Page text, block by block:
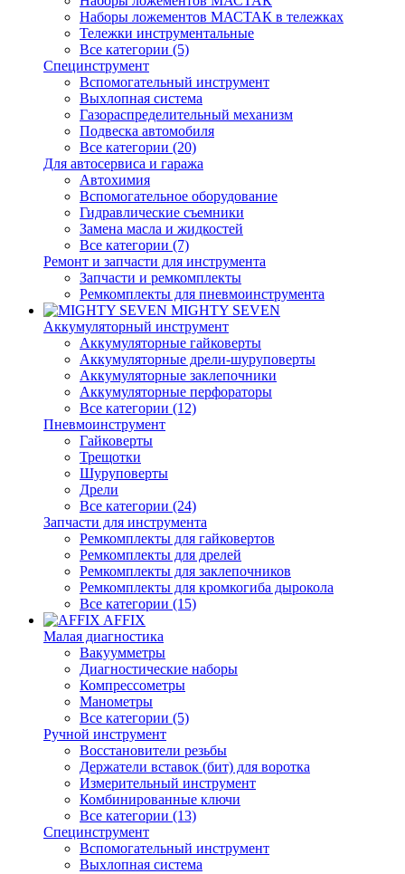
Наборы ложементов МАСТАК в тележках
Тележки инструментальные
Все категории (5)
Специнструмент
Вспомогательный инструмент
Выхлопная система
Газораспределительный механизм
Подвеска автомобиля
Все категории (20)
Для автосервиса и гаража
Автохимия
Вспомогательное оборудование
Гидравлические съемники
Замена масла и жидкостей
Все категории (7)
Ремонт и запчасти для инструмента
Запчасти и ремкомплекты
Ремкомплекты для пневмоинструмента
MIGHTY SEVEN
Аккумуляторный инструмент
Аккумуляторные гайковерты
Аккумуляторные дрели-шуруповерты
Аккумуляторные заклепочники
Аккумуляторные перфораторы
Все категории (12)
Пневмоинструмент
Гайковерты
Трещотки
Шуруповерты
Дрели
Все категории (24)
Запчасти для инструмента
Ремкомплекты для гайковертов
Ремкомплекты для дрелей
Ремкомплекты для заклепочников
Ремкомплекты для кромкогиба дырокола
Все категории (15)
AFFIX
Малая диагностика
Вакуумметры
Диагностические наборы
Компрессометры
Манометры
Все категории (5)
Ручной инструмент
Восстановители резьбы
Держатели вставок (бит) для воротка
Измерительный инструмент
Комбинированные ключи
Все категории (13)
Специнструмент
Вспомогательный инструмент
Выхлопная система